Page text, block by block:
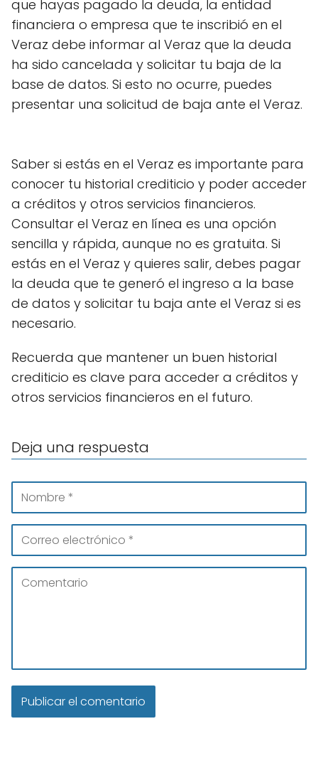
que hayas pagado la deuda, la entidad
financiera o empresa que te inscribió en el
Veraz debe informar al Veraz que la deuda
ha sido cancelada y solicitar tu baja de la
base de datos. Si esto no ocurre, puedes
presentar una solicitud de baja ante el Veraz.
Saber si estás en el Veraz es importante para
conocer tu historial crediticio y poder acceder
a créditos y otros servicios financieros.
Consultar el Veraz en línea es una opción
sencilla y rápida, aunque no es gratuita. Si
estás en el Veraz y quieres salir, debes pagar
la deuda que te generó el ingreso a la base
de datos y solicitar tu baja ante el Veraz si es
necesario.
Recuerda que mantener un buen historial
crediticio es clave para acceder a créditos y
otros servicios financieros en el futuro.
Deja una respuesta